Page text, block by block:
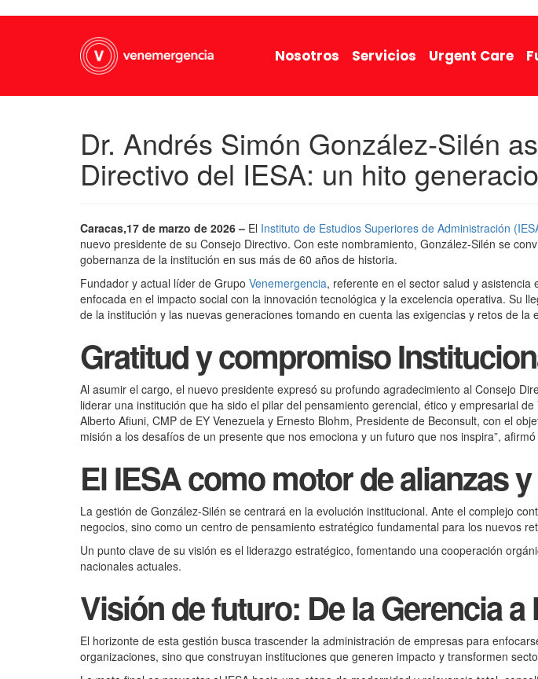
Nosotros Servicios Urgent Care
Dr. Andrés Simón González-Silén
Directivo del IESA: un hito
Caracas,17 de marzo de 2026 – El Instituto de Estudios Superiores de Administración
nuevo presidente de su Consejo Directivo. Con este nombramiento, González-Silén se
gobernanza de la institución en sus más de 60 años de historia.
Fundador y actual líder de Grupo Venemergencia, referente en el sector salud y
enfocada en el impacto social con la innovación tecnológica y la excelencia operativa. Su
de la institución y las nuevas generaciones tomando en cuenta las exigencias y retos de la
Gratitud y compromiso
Al asumir el cargo, el nuevo presidente expresó su profundo agradecimiento al Consejo
liderar una institución que ha sido el pilar del pensamiento gerencial, ético y empresarial
Alberto Afiuni, CMP de EY Venezuela y Ernesto Blohm, Presidente de Beconsult, con el
misión a los desafíos de un presente que nos emociona y un futuro que nos inspira”,
El IESA como motor de alianzas
La gestión de González-Silén se centrará en la evolución institucional. Ante el complejo
negocios, sino como un centro de pensamiento estratégico fundamental para los nuevos
Un punto clave de su visión es el liderazgo estratégico, fomentando una cooperación
nacionales actuales.
Visión de futuro: De la Gerencia
El horizonte de esta gestión busca trascender la administración de empresas para
organizaciones, sino que construyan instituciones que generen impacto y transformen